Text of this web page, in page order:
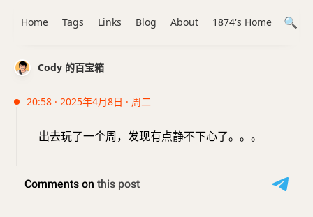
Cody 的百宝箱
20:58 · 2025年4月8日 · 周二
出去玩了一个周，发现有点静不下心了。。。
Home Tags Links Blog About 1874's Home